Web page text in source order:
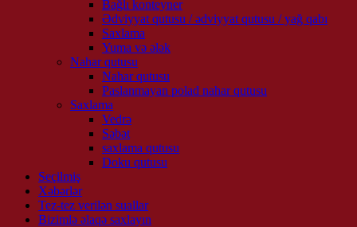
Bağlı konteyner
Ədviyyat qutusu / ədviyyat qutusu / yağ qabı
Saxlama
Yuma və ələk
Nahar qutusu
Nahar qutusu
Paslanmayan polad nahar qutusu
Saxlama
Vedrə
Səbət
saxlama qutusu
Doku qutusu
Seçilmiş
Xəbərlər
Tez-tez verilən suallar
Bizimlə əlaqə saxlayın